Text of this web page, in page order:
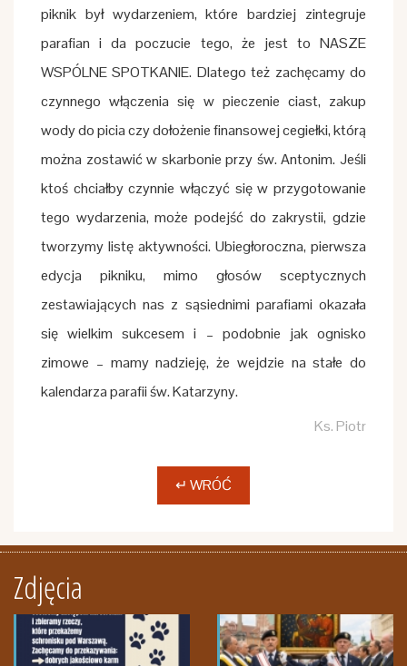
piknik był wydarzeniem, które bardziej zintegruje
parafian i da poczucie tego, że jest to NASZE
WSPÓLNE SPOTKANIE. Dlatego też zachęcamy do
czynnego włączenia się w pieczenie ciast, zakup
wody do picia czy dołożenie finansowej cegiełki, którą
można zostawić w skarbonie przy św. Antonim. Jeśli
ktoś chciałby czynnie włączyć się w przygotowanie
tego wydarzenia, może podejść do zakrystii, gdzie
tworzymy listę aktywności. Ubiegłoroczna, pierwsza
edycja pikniku, mimo głosów sceptycznych
zestawiających nas z sąsiednimi parafiami okazała
się wielkim sukcesem i – podobnie jak ognisko
zimowe – mamy nadzieję, że wejdzie na stałe do
kalendarza parafii św. Katarzyny.
Ks. Piotr
↵ WRÓĆ
Zdjęcia